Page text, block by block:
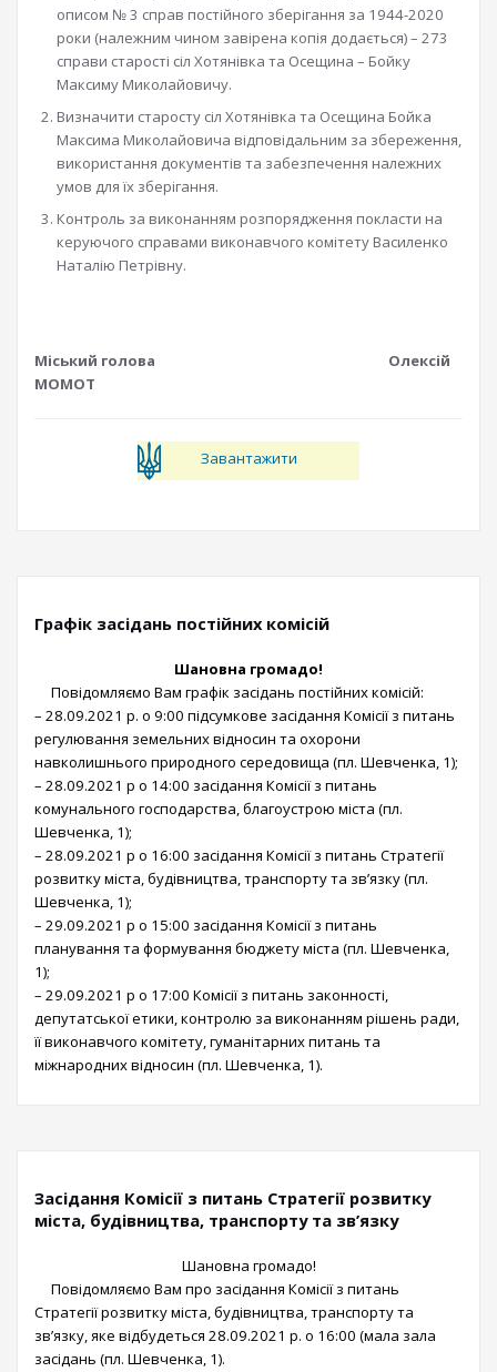
описом № 3 справ постійного зберігання за 1944-2020
роки (належним чином завірена копія додається) – 273
справи старості сіл Хотянівка та Осещина – Бойку
Максиму Миколайовичу.
Визначити старосту сіл Хотянівка та Осещина Бойка
Максима Миколайовича відповідальним за збереження,
використання документів та забезпечення належних
умов для їх зберігання.
Контроль за виконанням розпорядження покласти на
керуючого справами виконавчого комітету Василенко
Наталію Петрівну.
Міський голова Олексій
МОМОТ
Завантажити
Графік засідань постійних комісій
Шановна громадо!
Повідомляємо Вам графік засідань постійних комісій:
– 28.09.2021 р. о 9:00 підсумкове засідання Комісії з питань
регулювання земельних відносин та охорони
навколишнього природного середовища (пл. Шевченка, 1);
– 28.09.2021 р о 14:00 засідання Комісії з питань
комунального господарства, благоустрою міста (пл.
Шевченка, 1);
– 28.09.2021 р о 16:00 засідання Комісії з питань Стратегії
розвитку міста, будівництва, транспорту та зв’язку (пл.
Шевченка, 1);
– 29.09.2021 р о 15:00 засідання Комісії з питань
планування та формування бюджету міста (пл. Шевченка,
1);
– 29.09.2021 р о 17:00 Комісії з питань законності,
депутатської етики, контролю за виконанням рішень ради,
її виконавчого комітету, гуманітарних питань та
міжнародних відносин (пл. Шевченка, 1).
Засідання Комісії з питань Стратегії розвитку
міста, будівництва, транспорту та зв’язку
Шановна громадо!
Повідомляємо Вам про засідання Комісії з питань
Стратегії розвитку міста, будівництва, транспорту та
зв’язку, яке відбудеться 28.09.2021 р. о 16:00 (мала зала
засідань (пл. Шевченка, 1).